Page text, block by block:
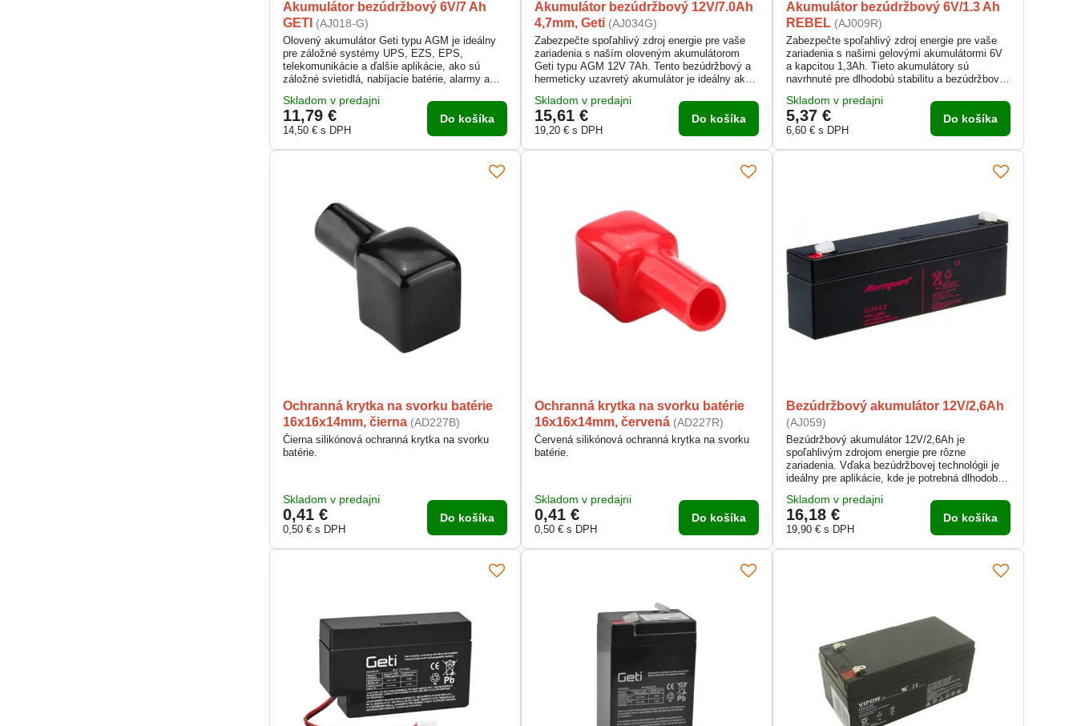
Akumulátor bezúdržbový 6V/7 Ah
GETI (AJ018-G)
Olovený akumulátor Geti typu AGM je ideálny
pre záložné systémy UPS, EZS, EPS,
telekomunikácie a ďalšie aplikácie, ako sú
záložné svietidlá, nabíjacie batérie, alarmy a
hermeticky uzavretý akumulátor môže byť
použitý v ľubovoľnej pracovnej polohe, čím
poskytuje spoľahlivú energiu tam, kde je
Skladom v predajni
11,79 €
14,50 €s DPH
Do košíka
Akumulátor bezúdržbový 12V/7.0Ah
4,7mm, Geti (AJ034G)
Zabezpečte spoľahlivý zdroj energie pre vaše
zariadenia s naším oloveným akumulátorom
Geti typu AGM 12V 7Ah. Tento bezúdržbový a
hermeticky uzavretý akumulátor je ideálny ako
aplikácie, poskytujúc stabilný výkon a dlhú
životnosť.
Skladom v predajni
15,61 €
19,20 €s DPH
Do košíka
Akumulátor bezúdržbový 6V/1.3 Ah
REBEL (AJ009R)
Zabezpečte spoľahlivý zdroj energie pre vaše
zariadenia s našimi gelovými akumulátormi 6V
a kapcitou 1,3Ah. Tieto akumulátory sú
navrhnuté pre dlhodobú stabilitu a bezúdržbovú
škálu aplikácií v rôznych prostrediach.
Skladom v predajni
5,37 €
6,60 €s DPH
Do košíka
Ochranná krytka na svorku batérie
16x16x14mm, čierna (AD227B)
Čierna silikónová ochranná krytka na svorku
batérie.
Skladom v predajni
0,41 €
0,50 €s DPH
Do košíka
Ochranná krytka na svorku batérie
16x16x14mm, červená (AD227R)
Červená silikónová ochranná krytka na svorku
batérie.
Skladom v predajni
0,41 €
0,50 €s DPH
Do košíka
Bezúdržbový akumulátor 12V/2,6Ah
(AJ059)
Bezúdržbový akumulátor 12V/2,6Ah je
spoľahlivým zdrojom energie pre rôzne
zariadenia. Vďaka bezúdržbovej technológii je
ideálny pre aplikácie, kde je potrebná dlhodobá
Tento akumulátor poskytuje konštantný výkon a
je vhodný pre záložné systémy, bezpečnostné
zariadenia či prenosné elektronické zariadenia.
Skladom v predajni
16,18 €
19,90 €s DPH
Do košíka